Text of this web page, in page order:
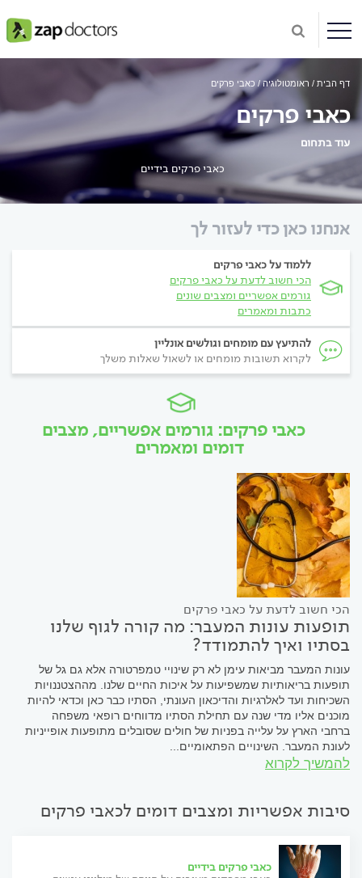
דף הבית ראומטולוגיה כאבי פרקים
כאבי פרקים
עוד בתחום
כאבי פרקים בידיים
אנחנו כאן כדי לעזור לך
ללמוד על כאבי פרקים
הכי חשוב לדעת על כאבי פרקים
גורמים אפשריים ומצבים שונים
כתבות ומאמרים
להתיעץ עם מומחים וגולשים אונליין
לקרוא תשובות מומחים או לשאול שאלות משלך
כאבי פרקים: גורמים אפשריים, מצבים
דומים ומאמרים
הכי חשוב לדעת על כאבי פרקים
תופעות עונות המעבר: מה קורה לגוף שלנו
בסתיו ואיך להתמודד?
עונות המעבר מביאות עימן לא רק שינויי טמפרטורה אלא גם גל של
תופעות בריאותיות שמשפיעות על איכות החיים שלנו. מההצטננויות
השכיחות ועד לאלרגיות והדיכאון העונתי, הסתיו כבר כאן וכדאי להיות
מוכנים אליו מדי שנה עם תחילת הסתיו מדווחים רופאי משפחה
ברחבי הארץ על עלייה בפניות של חולים שסובלים מתופעות אופייניות
לעונת המעבר. השינויים הפתאומיים...
להמשיך לקרוא
סיבות אפשריות ומצבים דומים לכאבי פרקים
כאבי פרקים בידיים